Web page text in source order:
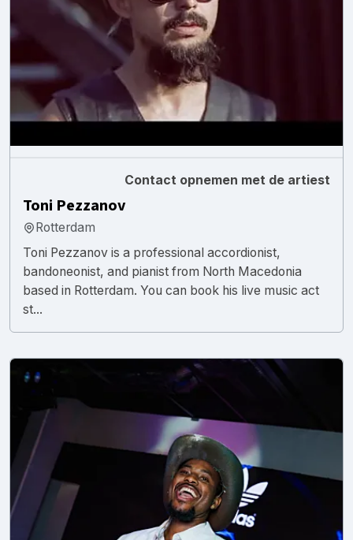
Contact opnemen met de artiest
Toni Pezzanov
Rotterdam
Toni Pezzanov is a professional accordionist,
bandoneonist, and pianist from North Macedonia
based in Rotterdam. You can book his live music act
st...